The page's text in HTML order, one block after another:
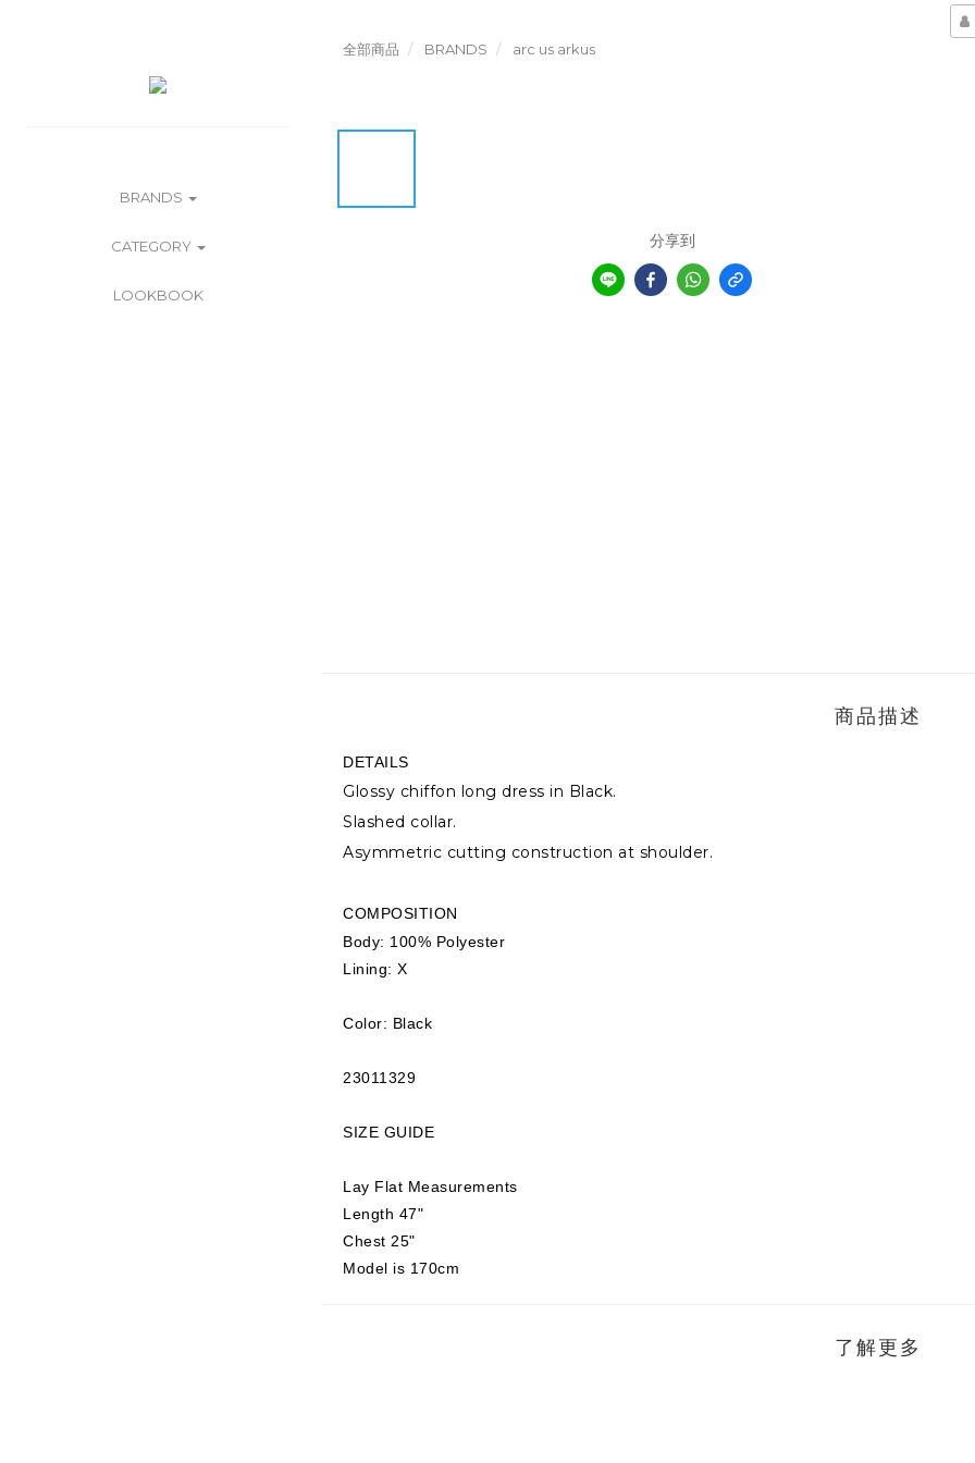
BRANDS
CATEGORY
LOOKBOOK
全部商品 BRANDS arc us arkus
分享到
商品描述
DETAILS
Glossy chiffon long dress in Black.
Slashed collar.
Asymmetric cutting construction at shoulder.
COMPOSITION
Body: 100% Polyester
Lining: X
Color: Black
23011329
SIZE GUIDE
Lay Flat Measurements
Length 47"
Chest 25"
Model is 170cm
了解更多